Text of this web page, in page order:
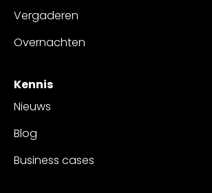
Vergaderen
Overnachten
Kennis
Nieuws
Blog
Business cases